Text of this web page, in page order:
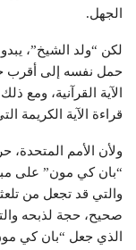
الجهل.
لكن “ولد الشيخ”،
حمل نفسه إلى أقرب
الآية القرآنية، ومع
قراءة الآية الكريمة
ولأن الأمم
“بان كي مون” على
والتي قد تجعل من
صحيح، حجة لذبحه
الذي جعل “بان كي